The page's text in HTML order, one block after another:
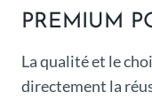
PREMIUM
La qualité et le
directement la